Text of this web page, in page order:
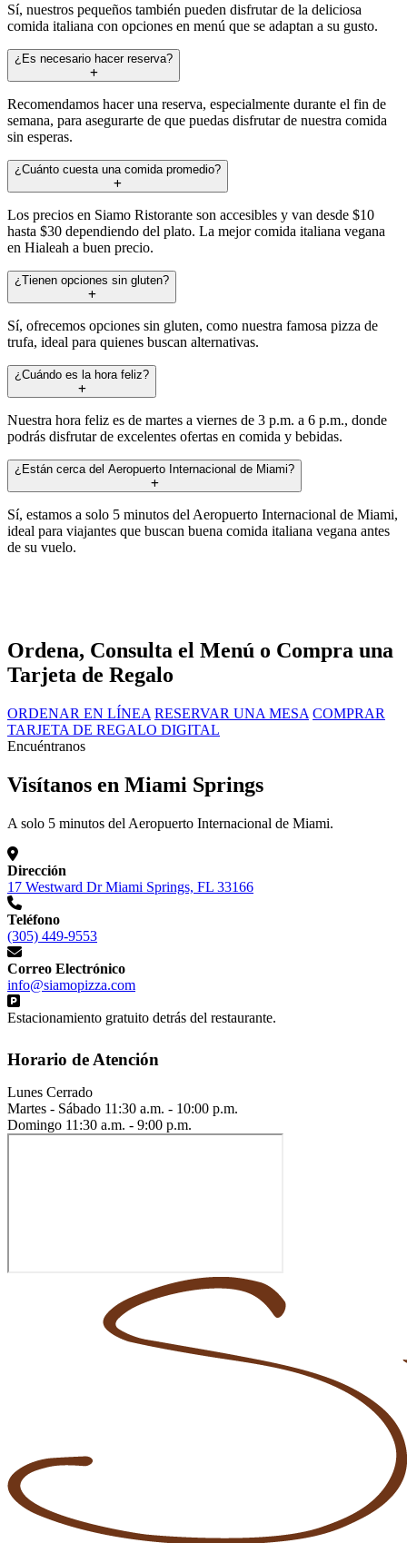
Sí, nuestros pequeños también pueden disfrutar de la deliciosa
comida italiana con opciones en menú que se adaptan a su gusto.
¿Es necesario hacer reserva?
Recomendamos hacer una reserva, especialmente durante el fin de
semana, para asegurarte de que puedas disfrutar de nuestra comida
sin esperas.
¿Cuánto cuesta una comida promedio?
Los precios en Siamo Ristorante son accesibles y van desde $10
hasta $30 dependiendo del plato. La mejor comida italiana vegana
en Hialeah a buen precio.
¿Tienen opciones sin gluten?
Sí, ofrecemos opciones sin gluten, como nuestra famosa pizza de
trufa, ideal para quienes buscan alternativas.
¿Cuándo es la hora feliz?
Nuestra hora feliz es de martes a viernes de 3 p.m. a 6 p.m., donde
podrás disfrutar de excelentes ofertas en comida y bebidas.
¿Están cerca del Aeropuerto Internacional de Miami?
Sí, estamos a solo 5 minutos del Aeropuerto Internacional de Miami,
ideal para viajantes que buscan buena comida italiana vegana antes
de su vuelo.
Ordena, Consulta el Menú o Compra una
Tarjeta de Regalo
ORDENAR EN LÍNEA RESERVAR UNA MESA COMPRAR
TARJETA DE REGALO DIGITAL
Encuéntranos
Visítanos en Miami Springs
A solo 5 minutos del Aeropuerto Internacional de Miami.
Dirección
17 Westward Dr Miami Springs, FL 33166
Teléfono
(305) 449-9553
Correo Electrónico
info@siamopizza.com
Estacionamiento gratuito detrás del restaurante.
Horario de Atención
Lunes Cerrado
Martes - Sábado 11:30 a.m. - 10:00 p.m.
Domingo 11:30 a.m. - 9:00 p.m.